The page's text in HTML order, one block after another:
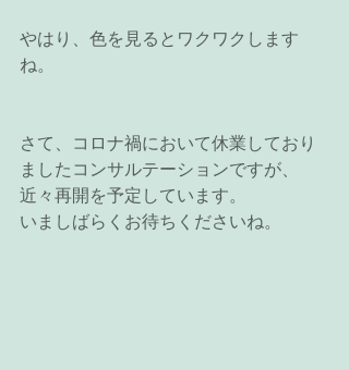
やはり、色を見るとワクワクします
ね。
さて、コロナ禍において休業しており
ましたコンサルテーションですが、
近々再開を予定しています。
いましばらくお待ちくださいね。